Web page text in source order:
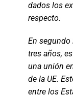
dados los
respecto.
En
tres años,
una unión
de la UE.
entre los